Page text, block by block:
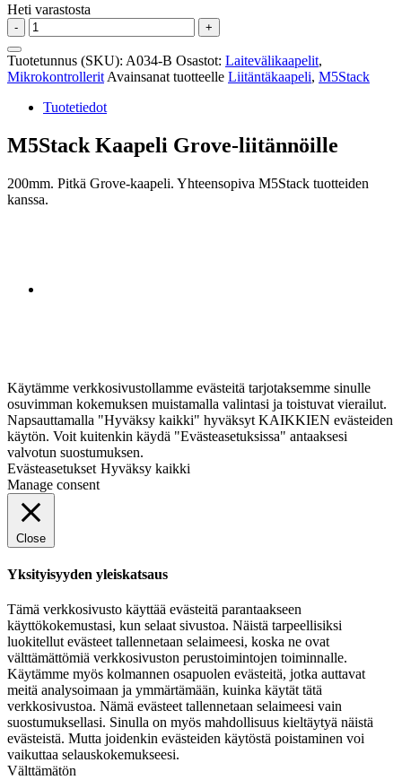
Heti varastosta
-
M5Stack
A034-
B
-
liitäntäkaapeli,
määrä
+
Tuotetunnus (SKU): A034-B Osastot: Laitevälikaapelit,
Mikrokontrollerit Avainsanat tuotteelle Liitäntäkaapeli, M5Stack
Tuotetiedot
M5Stack Kaapeli Grove-liitännöille
200mm. Pitkä Grove-kaapeli. Yhteensopiva M5Stack tuotteiden
kanssa.
Käytämme verkkosivustollamme evästeitä tarjotaksemme sinulle
osuvimman kokemuksen muistamalla valintasi ja toistuvat vierailut.
Napsauttamalla "Hyväksy kaikki" hyväksyt KAIKKIEN evästeiden
käytön. Voit kuitenkin käydä "Evästeasetuksissa" antaaksesi
valvotun suostumuksen.
Evästeasetukset Hyväksy kaikki
Manage consent
Close
Yksityisyyden yleiskatsaus
Tämä verkkosivusto käyttää evästeitä parantaakseen
käyttökokemustasi, kun selaat sivustoa. Näistä tarpeellisiksi
luokitellut evästeet tallennetaan selaimeesi, koska ne ovat
välttämättömiä verkkosivuston perustoimintojen toiminnalle.
Käytämme myös kolmannen osapuolen evästeitä, jotka auttavat
meitä analysoimaan ja ymmärtämään, kuinka käytät tätä
verkkosivustoa. Nämä evästeet tallennetaan selaimeesi vain
suostumuksellasi. Sinulla on myös mahdollisuus kieltäytyä näistä
evästeistä. Mutta joidenkin evästeiden käytöstä poistaminen voi
vaikuttaa selauskokemukseesi.
Välttämätön